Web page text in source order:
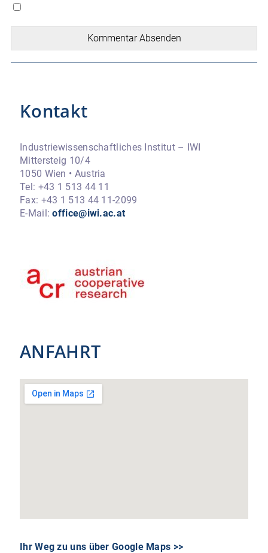
Kommentar Absenden
Kontakt
Industriewissenschaftliches Institut – IWI
Mittersteig 10/4
1050 Wien • Austria
Tel: +43 1 513 44 11
Fax: +43 1 513 44 11-2099
E-Mail:office@iwi.ac.at
ANFAHRT
Ihr Weg zu uns über Google Maps >>